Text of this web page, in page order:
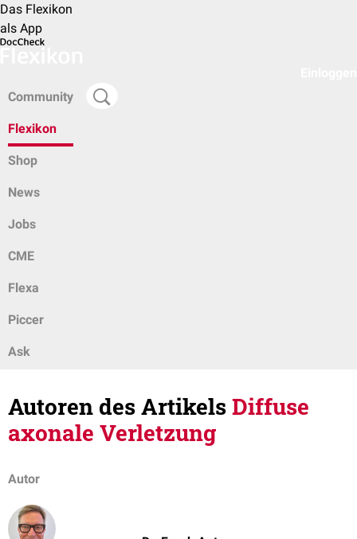
Das Flexikon
als App
Community
Flexikon
Shop
News
Jobs
CME
Flexa
Piccer
Ask
Autoren des ArtikelsDiffuse
axonale Verletzung
Autor